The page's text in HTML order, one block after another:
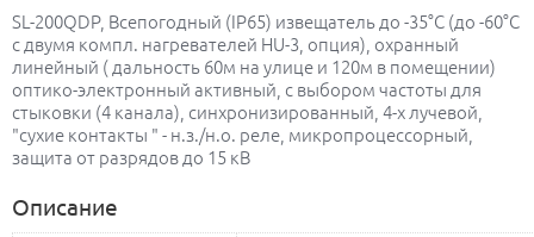
SL-200QDP, Всепогодный (IP65) извещатель до -35°С (до -60°С
с двумя компл. нагревателей HU-3, опция), охранный
линейный ( дальность 60м на улице и 120м в помещении)
оптико-электронный активный, с выбором частоты для
стыковки (4 канала), синхронизированный, 4-х лучевой,
"сухие контакты " - н.з./н.о. реле, микропроцессорный,
защита от разрядов до 15 кВ
Описание